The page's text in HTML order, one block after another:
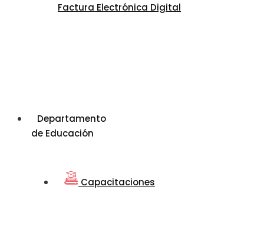
Factura Electrónica Digital
Departamento
de Educación
Capacitaciones